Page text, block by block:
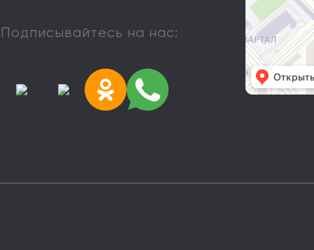
Подписывайтесь на нас: